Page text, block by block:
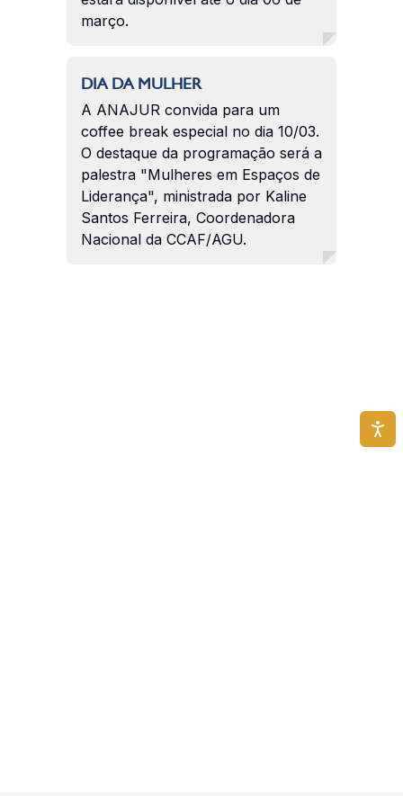
março.
DIA DA MULHER
A ANAJUR convida para um
coffee break especial no dia 10/03.
O destaque da programação será a
palestra "Mulheres em Espaços de
Liderança", ministrada por Kaline
Santos Ferreira, Coordenadora
Nacional da CCAF/AGU.